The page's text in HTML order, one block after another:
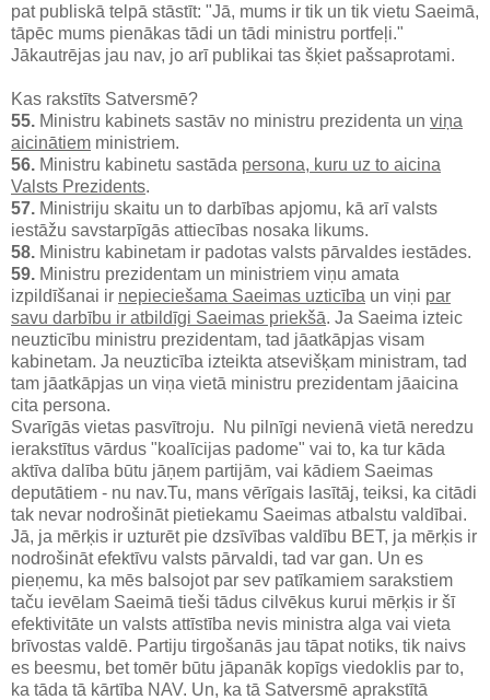
pat publiskā telpā stāstīt: "Jā, mums ir tik un tik vietu Saeimā,
tāpēc mums pienākas tādi un tādi ministru portfeļi."
Jākautrējas jau nav, jo arī publikai tas šķiet pašsaprotami.
Kas rakstīts Satversmē?
55. Ministru kabinets sastāv no ministru prezidenta un viņa
aicinātiem ministriem.
56. Ministru kabinetu sastāda persona, kuru uz to aicina
Valsts Prezidents.
57. Ministriju skaitu un to darbības apjomu, kā arī valsts
iestāžu savstarpīgās attiecības nosaka likums.
58. Ministru kabinetam ir padotas valsts pārvaldes iestādes.
59. Ministru prezidentam un ministriem viņu amata
izpildīšanai ir nepieciešama Saeimas uzticība un viņi par
savu darbību ir atbildīgi Saeimas priekšā. Ja Saeima izteic
neuzticību ministru prezidentam, tad jāatkāpjas visam
kabinetam. Ja neuzticība izteikta atsevišķam ministram, tad
tam jāatkāpjas un viņa vietā ministru prezidentam jāaicina
cita persona.
Svarīgās vietas pasvītroju. Nu pilnīgi nevienā vietā neredzu
ierakstītus vārdus "koalīcijas padome" vai to, ka tur kāda
aktīva dalība būtu jāņem partijām, vai kādiem Saeimas
deputātiem - nu nav.Tu, mans vērīgais lasītāj, teiksi, ka citādi
tak nevar nodrošināt pietiekamu Saeimas atbalstu valdībai.
Jā, ja mērķis ir uzturēt pie dzsīvības valdību BET, ja mērķis ir
nodrošināt efektīvu valsts pārvaldi, tad var gan. Un es
pieņemu, ka mēs balsojot par sev patīkamiem sarakstiem
taču ievēlam Saeimā tieši tādus cilvēkus kurui mērķis ir šī
efektivitāte un valsts attīstība nevis ministra alga vai vieta
brīvostas valdē. Partiju tirgošanās jau tāpat notiks, tik naivs
es beesmu, bet tomēr būtu jāpanāk kopīgs viedoklis par to,
ka tāda tā kārtība NAV. Un, ka tā Satversmē aprakstītā